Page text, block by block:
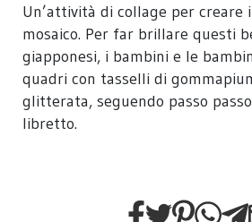
Un’attività di collage per creare
mosaico. Per far brillare questi
giapponesi, i bambini e le
quadri con tasselli di
glitterata, seguendo passo
libretto.